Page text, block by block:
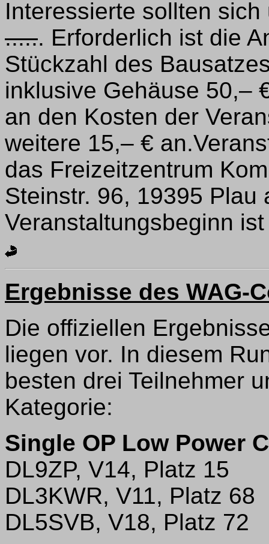
Interessierte sollten
...... Erforderlich ist die
Stückzahl des
inklusive Gehäuse 50,–
an den Kosten der
weitere 15,– €
das Freizeitzentrum
Steinstr. 96, 19395 Plau
Veranstaltungsbeginn
Ergebnisse des WAG-
Die offiziellen
liegen vor. In diesem
besten drei Teilnehmer
Kategorie:
Single OP Low Power
DL9ZP, V14, Platz 15
DL3KWR, V11, Platz 68
DL5SVB, V18, Platz 72